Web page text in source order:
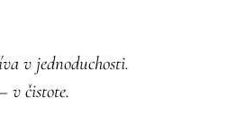
v jednoduchosti.
v čistote.